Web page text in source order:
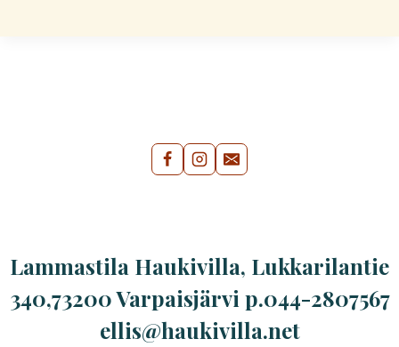
Lammastila Haukivilla, Lukkarilantie
340,73200 Varpaisjärvi p.044-2807567
ellis@haukivilla.net